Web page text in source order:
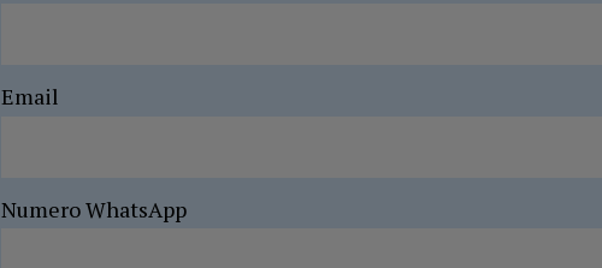
Email
Numero WhatsApp